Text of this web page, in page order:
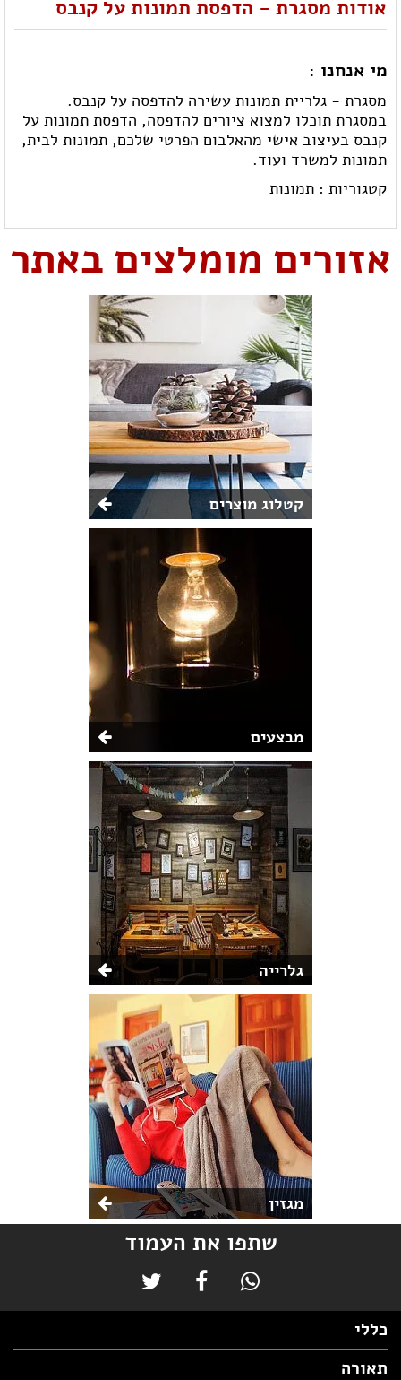
אודות מסגרת - הדפסת תמונות על קנבס
מי אנחנו :
מסגרת - גלריית תמונות עשירה להדפסה על קנבס.
במסגרת תוכלו למצוא ציורים להדפסה, הדפסת תמונות על
קנבס בעיצוב אישי מהאלבום הפרטי שלכם, תמונות לבית,
תמונות למשרד ועוד.
קטגוריות : תמונות
אזורים מומלצים באתר
קטלוג מוצרים
מבצעים
גלרייה
מגזין
שתפו את העמוד
כללי
תאורה